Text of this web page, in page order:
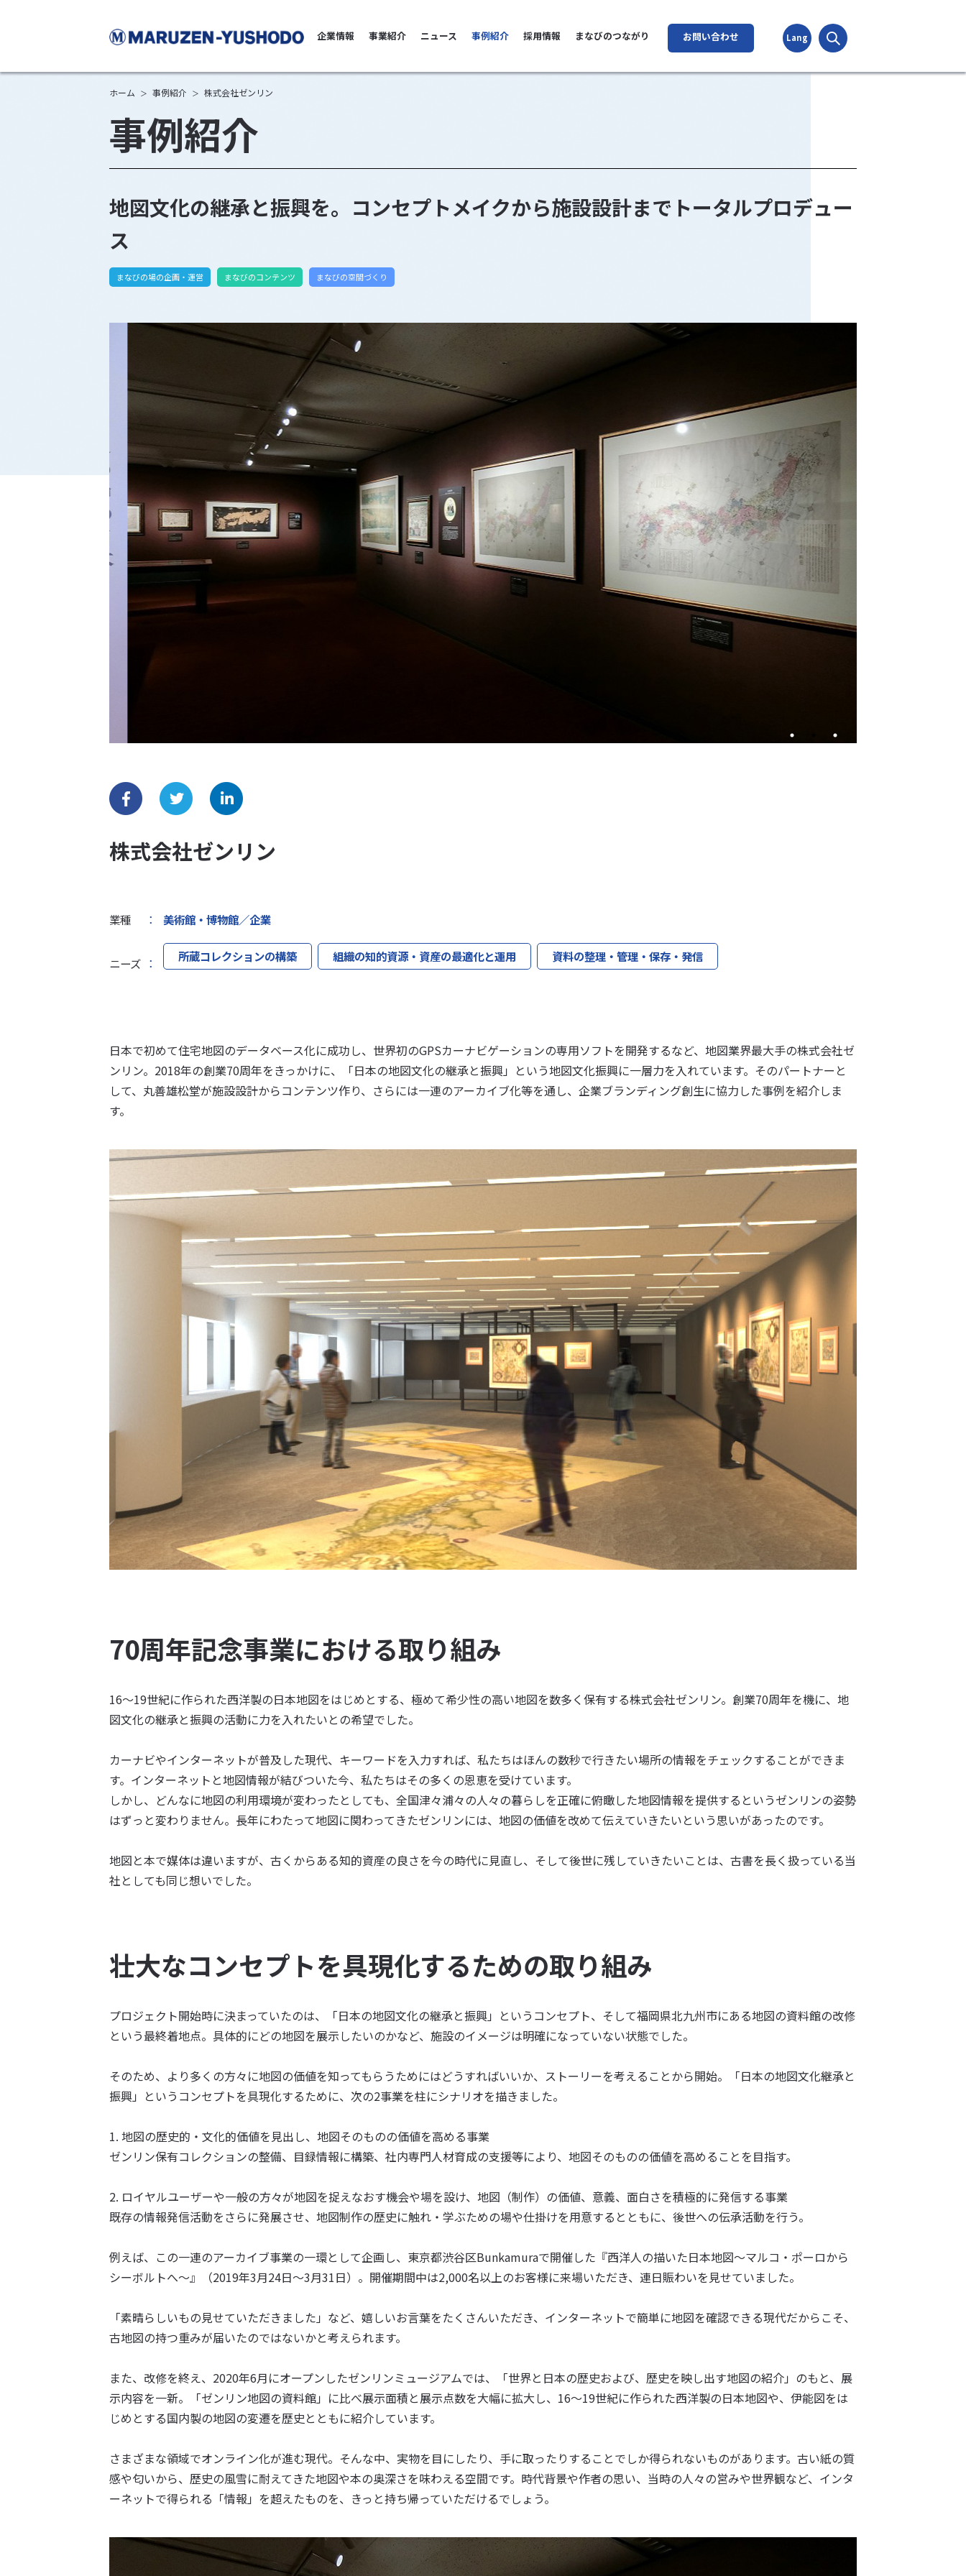
丸善雄松堂
企業情報 事業紹介 ニュース 事例紹介 採用情報 まなびのつながり お問い合わせ Lang
ホーム ＞ 事例紹介 ＞ 株式会社ゼンリン
事例紹介
地図文化の継承と振興を。コンセプトメイクから施設設計までトータルプロデュー
ス
まなびの場の企画・運営 まなびのコンテンツ まなびの空間づくり
株式会社ゼンリン
業種 ： 美術館・博物館／企業
ニーズ ： 所蔵コレクションの構築 組織の知的資源・資産の最適化と運用 資料の整理・管理・保存・発信
日本で初めて住宅地図のデータベース化に成功し、世界初のGPSカーナビゲーションの専用ソフトを開発するなど、地図業界最大手の株式会社ゼ
ンリン。2018年の創業70周年をきっかけに、「日本の地図文化の継承と振興」という地図文化振興に一層力を入れています。そのパートナーと
して、丸善雄松堂が施設設計からコンテンツ作り、さらには一連のアーカイブ化等を通し、企業ブランディング創生に協力した事例を紹介しま
す。
70周年記念事業における取り組み
16〜19世紀に作られた西洋製の日本地図をはじめとする、極めて希少性の高い地図を数多く保有する株式会社ゼンリン。創業70周年を機に、地
図文化の継承と振興の活動に力を入れたいとの希望でした。
カーナビやインターネットが普及した現代、キーワードを入力すれば、私たちはほんの数秒で行きたい場所の情報をチェックすることができま
す。インターネットと地図情報が結びついた今、私たちはその多くの恩恵を受けています。
しかし、どんなに地図の利用環境が変わったとしても、全国津々浦々の人々の暮らしを正確に俯瞰した地図情報を提供するというゼンリンの姿勢
はずっと変わりません。長年にわたって地図に関わってきたゼンリンには、地図の価値を改めて伝えていきたいという思いがあったのです。
地図と本で媒体は違いますが、古くからある知的資産の良さを今の時代に見直し、そして後世に残していきたいことは、古書を長く扱っている当
社としても同じ想いでした。
壮大なコンセプトを具現化するための取り組み
プロジェクト開始時に決まっていたのは、「日本の地図文化の継承と振興」というコンセプト、そして福岡県北九州市にある地図の資料館の改修
という最終着地点。具体的にどの地図を展示したいのかなど、施設のイメージは明確になっていない状態でした。
そのため、より多くの方々に地図の価値を知ってもらうためにはどうすればいいか、ストーリーを考えることから開始。「日本の地図文化継承と
振興」というコンセプトを具現化するために、次の2事業を柱にシナリオを描きました。
1. 地図の歴史的・文化的価値を見出し、地図そのものの価値を高める事業
ゼンリン保有コレクションの整備、目録情報に構築、社内専門人材育成の支援等により、地図そのものの価値を高めることを目指す。
2. ロイヤルユーザーや一般の方々が地図を捉えなおす機会や場を設け、地図（制作）の価値、意義、面白さを積極的に発信する事業
既存の情報発信活動をさらに発展させ、地図制作の歴史に触れ・学ぶための場や仕掛けを用意するとともに、後世への伝承活動を行う。
例えば、この一連のアーカイブ事業の一環として企画し、東京都渋谷区Bunkamuraで開催した『西洋人の描いた日本地図〜マルコ・ポーロから
シーボルトへ〜』（2019年3月24日〜3月31日）。開催期間中は2,000名以上のお客様に来場いただき、連日賑わいを見せていました。
「素晴らしいもの見せていただきました」など、嬉しいお言葉をたくさんいただき、インターネットで簡単に地図を確認できる現代だからこそ、
古地図の持つ重みが届いたのではないかと考えられます。
また、改修を終え、2020年6月にオープンしたゼンリンミュージアムでは、「世界と日本の歴史および、歴史を映し出す地図の紹介」のもと、展
示内容を一新。「ゼンリン地図の資料館」に比べ展示面積と展示点数を大幅に拡大し、16〜19世紀に作られた西洋製の日本地図や、伊能図をは
じめとする国内製の地図の変遷を歴史とともに紹介しています。
さまざまな領域でオンライン化が進む現代。そんな中、実物を目にしたり、手に取ったりすることでしか得られないものがあります。古い紙の質
感や匂いから、歴史の風雪に耐えてきた地図や本の奥深さを味わえる空間です。時代背景や作者の思い、当時の人々の営みや世界観など、インタ
ーネットで得られる「情報」を超えたものを、きっと持ち帰っていただけるでしょう。